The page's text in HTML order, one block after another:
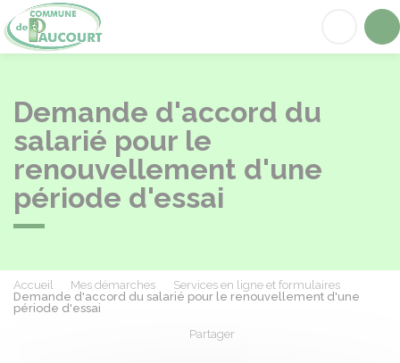
Demande d'accord du
salarié pour le
renouvellement d'une
période d'essai
Accueil Mes démarches
Services en ligne et formulaires
Demande d'accord du salarié pour le renouvellement d'une
période d'essai
Partager